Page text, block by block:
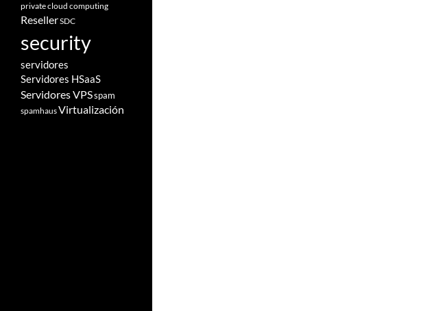
private cloud computing
ResellerSDC
security
servidores
Servidores HSaaS
Servidores VPSspam
spamhausVirtualización